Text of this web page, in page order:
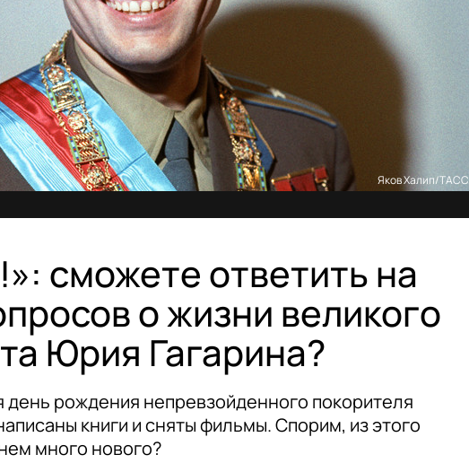
Яков Халип/ТАСС
сможете ответить на
о жизни великого
Юрия Гагарина?
день рождения непревзойденного покорителя
книги и сняты фильмы. Спорим, из этого
много нового?